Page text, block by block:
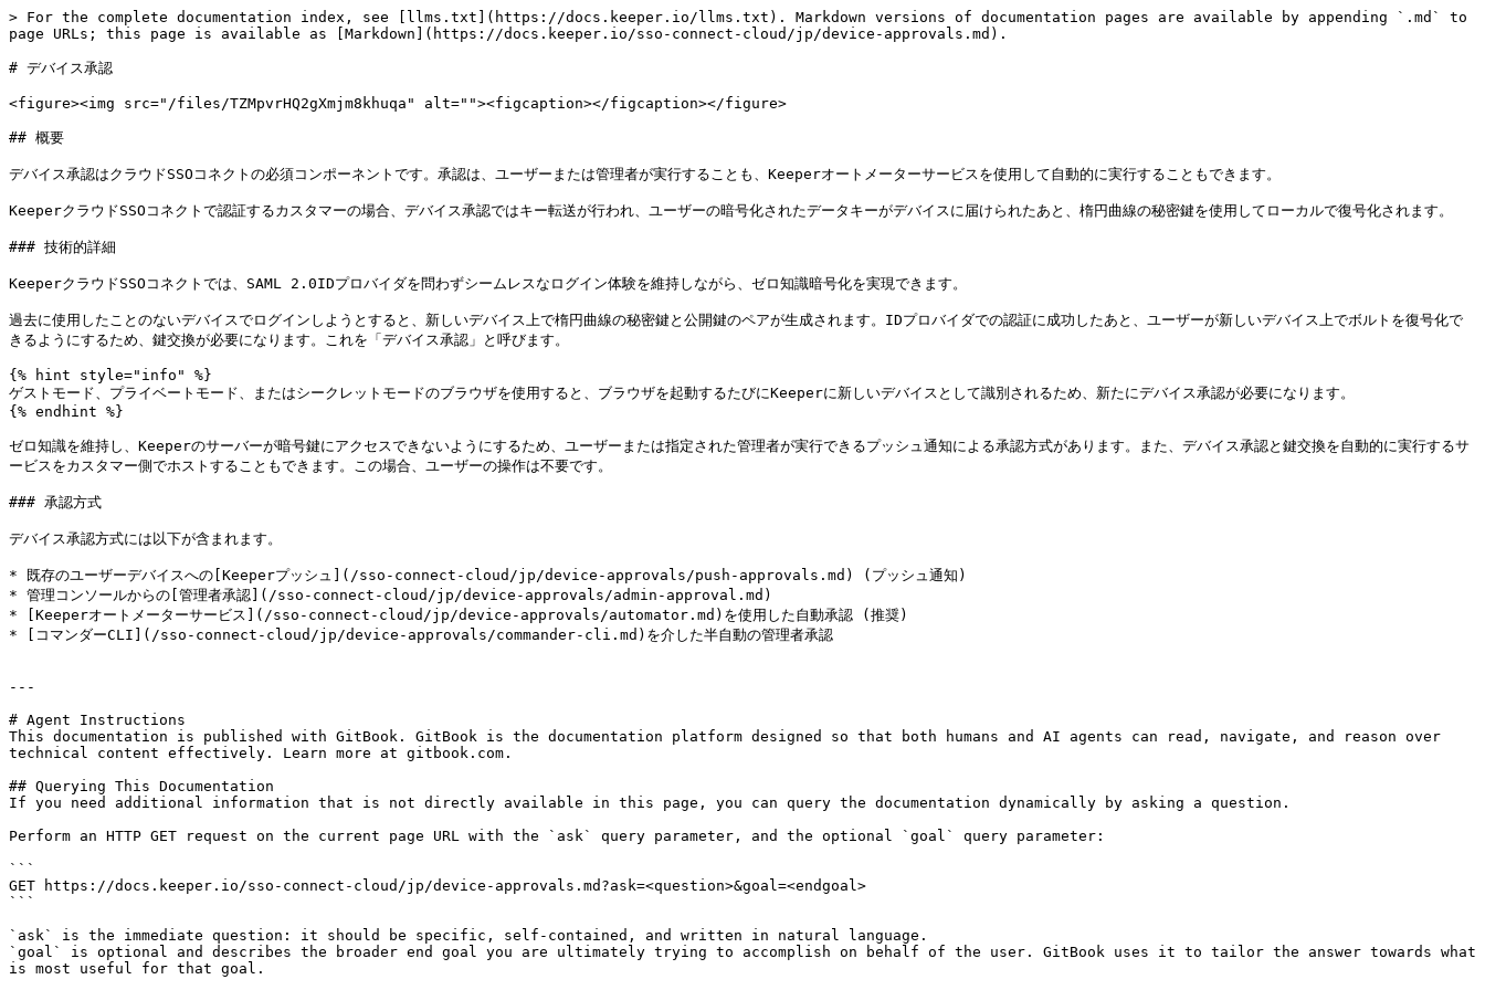
> For the complete documentation index, see [llms.txt](https://docs.keeper.io/llms.txt). Markdown versions of documentation pages are available by appending `.md` to
page URLs; this page is available as [Markdown](https://docs.keeper.io/sso-connect-cloud/jp/device-approvals.md).
# デバイス承認
<figure><img src="/files/TZMpvrHQ2gXmjm8khuqa" alt=""><figcaption></figcaption></figure>
## 概要
デバイス承認はクラウドSSOコネクトの必須コンポーネントです。承認は、ユーザーまたは管理者が実行することも、Keeperオートメーターサービスを使用して自動的に実行することもできます。
KeeperクラウドSSOコネクトで認証するカスタマーの場合、デバイス承認ではキー転送が行われ、ユーザーの暗号化されたデータキーがデバイスに届けられたあと、楕円曲線の秘密鍵を使用してローカルで復号化されます。
### 技術的詳細
KeeperクラウドSSOコネクトでは、SAML 2.0IDプロバイダを問わずシームレスなログイン体験を維持しながら、ゼロ知識暗号化を実現できます。
過去に使用したことのないデバイスでログインしようとすると、新しいデバイス上で楕円曲線の秘密鍵と公開鍵のペアが生成されます。IDプロバイダでの認証に成功したあと、ユーザーが新しいデバイス上でボルトを復号化で
きるようにするため、鍵交換が必要になります。これを「デバイス承認」と呼びます。
{% hint style="info" %}
ゲストモード、プライベートモード、またはシークレットモードのブラウザを使用すると、ブラウザを起動するたびにKeeperに新しいデバイスとして識別されるため、新たにデバイス承認が必要になります。
{% endhint %}
ゼロ知識を維持し、Keeperのサーバーが暗号鍵にアクセスできないようにするため、ユーザーまたは指定された管理者が実行できるプッシュ通知による承認方式があります。また、デバイス承認と鍵交換を自動的に実行するサ
ービスをカスタマー側でホストすることもできます。この場合、ユーザーの操作は不要です。
### 承認方式
デバイス承認方式には以下が含まれます。
* 既存のユーザーデバイスへの[Keeperプッシュ](/sso-connect-cloud/jp/device-approvals/push-approvals.md) (プッシュ通知)
* 管理コンソールからの[管理者承認](/sso-connect-cloud/jp/device-approvals/admin-approval.md)
* [Keeperオートメーターサービス](/sso-connect-cloud/jp/device-approvals/automator.md)を使用した自動承認 (推奨)
* [コマンダーCLI](/sso-connect-cloud/jp/device-approvals/commander-cli.md)を介した半自動の管理者承認
---
# Agent Instructions
This documentation is published with GitBook. GitBook is the documentation platform designed so that both humans and AI agents can read, navigate, and reason over
technical content effectively. Learn more at gitbook.com.
## Querying This Documentation
If you need additional information that is not directly available in this page, you can query the documentation dynamically by asking a question.
Perform an HTTP GET request on the current page URL with the `ask` query parameter, and the optional `goal` query parameter:
```
GET https://docs.keeper.io/sso-connect-cloud/jp/device-approvals.md?ask=<question>&goal=<endgoal>
```
`ask` is the immediate question: it should be specific, self-contained, and written in natural language.
`goal` is optional and describes the broader end goal you are ultimately trying to accomplish on behalf of the user. GitBook uses it to tailor the answer towards what
is most useful for that goal.